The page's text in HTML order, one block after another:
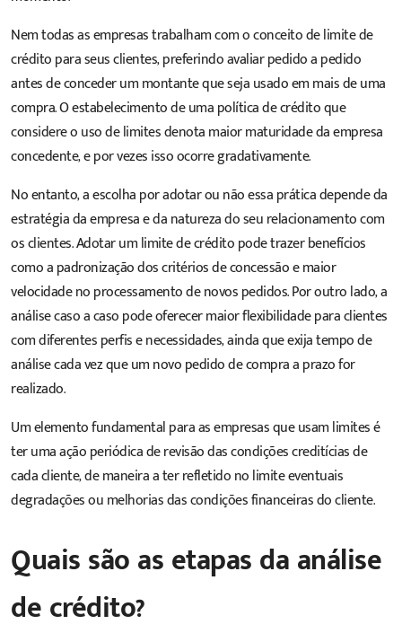
Nem todas as empresas trabalham com o conceito de limite de
crédito para seus clientes, preferindo avaliar pedido a pedido
antes de conceder um montante que seja usado em mais de uma
compra. O estabelecimento de uma política de crédito que
considere o uso de limites denota maior maturidade da empresa
concedente, e por vezes isso ocorre gradativamente.
No entanto, a escolha por adotar ou não essa prática depende da
estratégia da empresa e da natureza do seu relacionamento com
os clientes. Adotar um limite de crédito pode trazer benefícios
como a padronização dos critérios de concessão e maior
velocidade no processamento de novos pedidos. Por outro lado, a
análise caso a caso pode oferecer maior flexibilidade para clientes
com diferentes perfis e necessidades, ainda que exija tempo de
análise cada vez que um novo pedido de compra a prazo for
realizado.
Um elemento fundamental para as empresas que usam limites é
ter uma ação periódica de revisão das condições creditícias de
cada cliente, de maneira a ter refletido no limite eventuais
degradações ou melhorias das condições financeiras do cliente.
Quais são as etapas da análise
de crédito?